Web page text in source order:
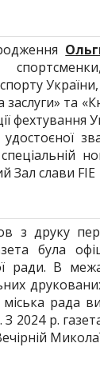
та
фехтування
Зал слави FIE
з друку
була
ради. В
рада
З 2024 р.